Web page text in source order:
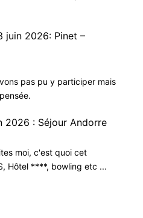
juin 2026: Pinet –
pas pu y participer mais
2026 : Séjour Andorre
moi, c'est quoi cet
Hôtel ****, bowling etc ...